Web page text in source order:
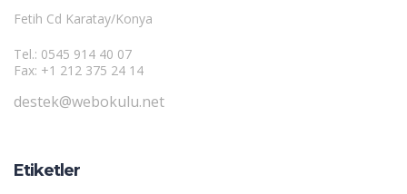
Fetih Cd Karatay/Konya
Tel.: 0545 914 40 07
Fax: +1 212 375 24 14
destek@webokulu.net
Etiketler